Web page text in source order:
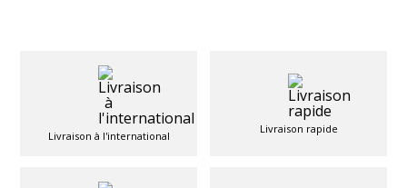
Livraison à l'international
Livraison rapide